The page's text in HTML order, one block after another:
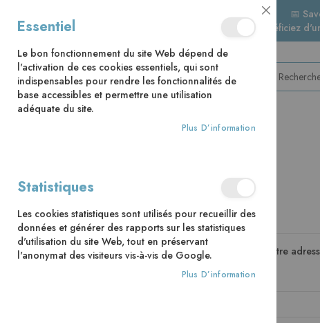
📅
🚚 Bénéficiez
Accès client
Clients enregistrés
Si vous avez un compte, connectez-vous avec votre
Close
Cookie
Bar
Essentiel
Le bon fonctionnement du site Web dépend de
l'activation de ces cookies essentiels, qui sont
indispensables pour rendre les fonctionnalités de
base accessibles et permettre une utilisation
adéquate du site.
Plus D’information
Statistiques
Les cookies statistiques sont utilisés pour recueillir des
données et générer des rapports sur les statistiques
d'utilisation du site Web, tout en préservant
l'anonymat des visiteurs vis-à-vis de Google.
Plus D’information